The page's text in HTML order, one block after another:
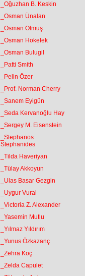
_Oğuzhan B. Keskin
_Osman Ünalan
_Osman Olmuş
_Osman Hokelek
_Osman Bulugil
_Patti Smith
_Pelin Özer
_Prof. Norman Cherry
_Sanem Eyigün
_Seda Kervanoğlu Hay
_Sergey M. Eisenstein
_Stephanos
Stephanides
_Tilda Haveriyan
_Tülay Akkoyun
_Ulas Basar Gezgin
_Uygur Vural
_Victoria Z. Alexander
_Yasemin Mutlu
_Yılmaz Yıldırım
_Yunus Özkazanç
_Zehra Koç
_Zelda Capulet